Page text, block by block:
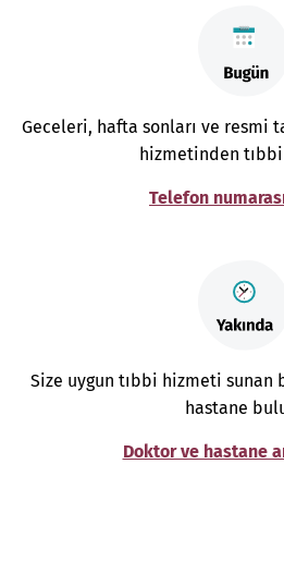
Geceleri, hafta sonları ve resmi
hizmetinden tıbbi
Telefon
Size uygun tıbbi hizmeti sunan
hastane
Doktor ve hastane